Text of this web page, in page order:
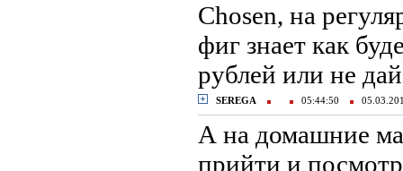
Сhosen, на
фиг знает как
рублей или не
SEREGA 05:44:50
А на домашние
прийти и